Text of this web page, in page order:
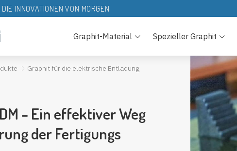
INNOVATIONEN VON MORGEN
Graphit-Material Spezieller Graphit
Graphit für die elektrische Entladung
– Ein effektiver Weg
der Fertigungs